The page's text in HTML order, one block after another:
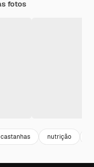
fotos
castanhas nutrição